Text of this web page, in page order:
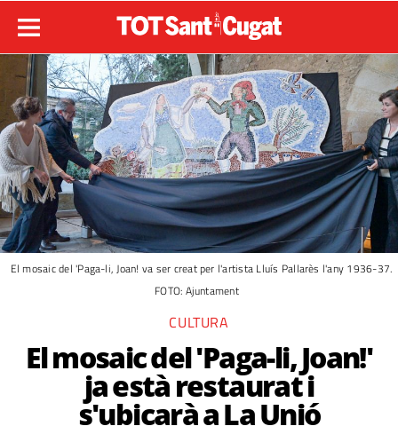
El mosaic del 'Paga-li, Joan! va ser creat per l'artista Lluís Pallarès l'any 1936-37.
FOTO: Ajuntament
CULTURA
El mosaic del 'Paga-li, Joan!'
ja està restaurat i
s'ubicarà a La Unió